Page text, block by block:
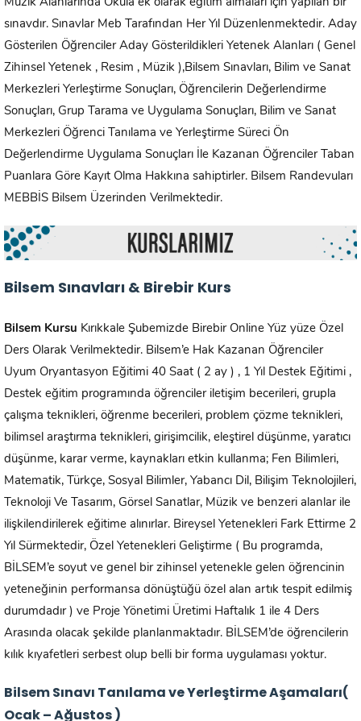
Müzik Alanlarında Okula ek olarak eğitim almaları için yapılan bir
sınavdır. Sınavlar Meb Tarafından Her Yıl Düzenlenmektedir. Aday
Gösterilen Öğrenciler Aday Gösterildikleri Yetenek Alanları ( Genel
Zihinsel Yetenek , Resim , Müzik ),Bilsem Sınavları, Bilim ve Sanat
Merkezleri Yerleştirme Sonuçları, Öğrencilerin Değerlendirme
Sonuçları, Grup Tarama ve Uygulama Sonuçları, Bilim ve Sanat
Merkezleri Öğrenci Tanılama ve Yerleştirme Süreci Ön
Değerlendirme Uygulama Sonuçları İle Kazanan Öğrenciler Taban
Puanlara Göre Kayıt Olma Hakkına sahiptirler. Bilsem Randevuları
MEBBİS Bilsem Üzerinden Verilmektedir.
Bilsem Sınavları & Birebir Kurs
Bilsem Kursu Kırıkkale Şubemizde Birebir Online Yüz yüze Özel
Ders Olarak Verilmektedir. Bilsem’e Hak Kazanan Öğrenciler
Uyum Oryantasyon Eğitimi 40 Saat ( 2 ay ) , 1 Yıl Destek Eğitimi ,
Destek eğitim programında öğrenciler iletişim becerileri, grupla
çalışma teknikleri, öğrenme becerileri, problem çözme teknikleri,
bilimsel araştırma teknikleri, girişimcilik, eleştirel düşünme, yaratıcı
düşünme, karar verme, kaynakları etkin kullanma; Fen Bilimleri,
Matematik, Türkçe, Sosyal Bilimler, Yabancı Dil, Bilişim Teknolojileri,
Teknoloji Ve Tasarım, Görsel Sanatlar, Müzik ve benzeri alanlar ile
ilişkilendirilerek eğitime alınırlar. Bireysel Yetenekleri Fark Ettirme 2
Yıl Sürmektedir, Özel Yetenekleri Geliştirme ( Bu programda,
BİLSEM’e soyut ve genel bir zihinsel yetenekle gelen öğrencinin
yeteneğinin performansa dönüştüğü özel alan artık tespit edilmiş
durumdadır ) ve Proje Yönetimi Üretimi Haftalık 1 ile 4 Ders
Arasında olacak şekilde planlanmaktadır. BİLSEM’de öğrencilerin
kılık kıyafetleri serbest olup belli bir forma uygulaması yoktur.
Bilsem Sınavı Tanılama ve Yerleştirme Aşamaları(
Ocak – Ağustos )